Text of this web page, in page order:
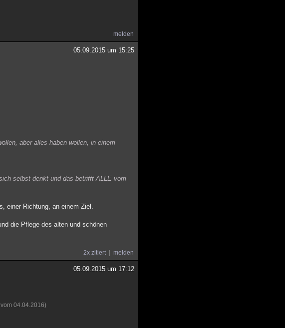
melden
05.09.2015 um 15:25
aber alles haben wollen, in einem
selbst denkt und das betrifft ALLE vom
einer Richtung, an einem Ziel.
die Pflege des alten und schönen
2x zitiert melden
05.09.2015 um 17:12
04.04.2016)